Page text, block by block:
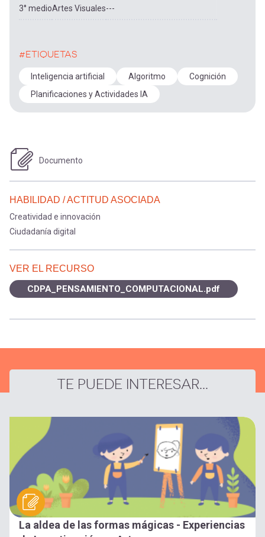
3° medioArtes Visuales---
#ETIQUETAS
Inteligencia artificial Algoritmo
Cognición
Planificaciones y Actividades IA
Documento
HABILIDAD / ACTITUD ASOCIADA
Creatividad e innovación
Ciudadanía digital
VER EL RECURSO
CDPA_PENSAMIENTO_COMPUTACIONAL.pdf
TE PUEDE INTERESAR...
La aldea de las formas mágicas - Experiencias